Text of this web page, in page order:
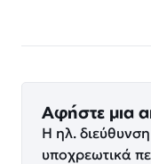
Αφήστε μια
Η ηλ.
υποχρεωτικά